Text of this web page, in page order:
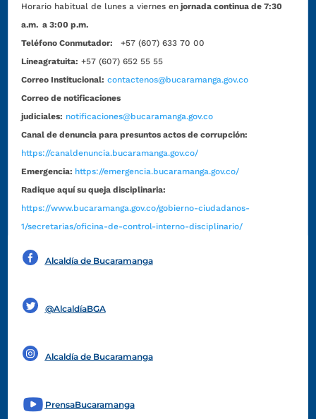
Horario habitual de lunes a viernes en jornada continua de 7:30
a.m. a 3:00 p.m.
Teléfono Conmutador:
+57 (607) 633 70 00
Líneagratuita: +57 (607) 652 55 55
Correo Institucional: contactenos@bucaramanga.gov.co
Correo de notificaciones
judiciales: notificaciones@bucaramanga.gov.co
Canal de denuncia para presuntos actos de corrupción:
https://canaldenuncia.bucaramanga.gov.co/
Emergencia: https://emergencia.bucaramanga.gov.co/
Radique aquí su queja disciplinaria:
https://www.bucaramanga.gov.co/gobierno-ciudadanos-
1/secretarias/oficina-de-control-interno-disciplinario/
Alcaldía de Bucaramanga
@AlcaldíaBGA
Alcaldía de Bucaramanga
PrensaBucaramanga